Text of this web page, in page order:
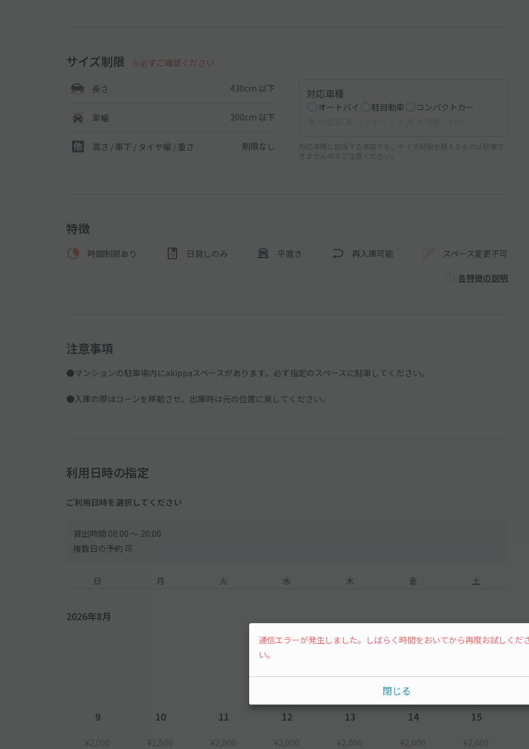
サイズ制限 ※必ずご確認ください
長さ 430cm 以下
車幅 200cm 以下
高さ / 車下 / タイヤ幅 / 重さ 制限なし
対応車種
オートバイ 軽自動車
コンパクトカー
対応車種に該当する車両でも、サイズ制限を超えるものは駐車で
きませんのでご注意ください。
特徴
時間制限あり 日貸しのみ 平置き 再入庫可能 スペース変更不可
各特徴の説明
注意事項
●マンションの駐車場内にakippaスペースがあります。必ず指定のスペースに駐車してください。
●入庫の際はコーンを移動させ、出庫時は元の位置に戻してください。
利用日時の指定
ご利用日時を選択してください
貸出時間 08:00 〜 20:00
複数日の予約 可
日 月 火 水 木 金 土
2026年8月
¥2,000
9
¥2,000
10
¥1,500
11
¥2,000
12
¥2,000
13
¥2,000
14
¥2,000
15
¥2,000
通信エラーが発生しました。しばらく時間をおいてから再度お試しくだ
い。
閉じる